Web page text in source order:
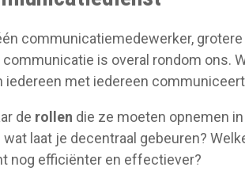
communicatiemedewerker,
is overal rondom ons.
iedereen met iedereen
de rollen die ze moeten opnemen
laat je decentraal gebeuren?
nog efficiënter en effectiever?